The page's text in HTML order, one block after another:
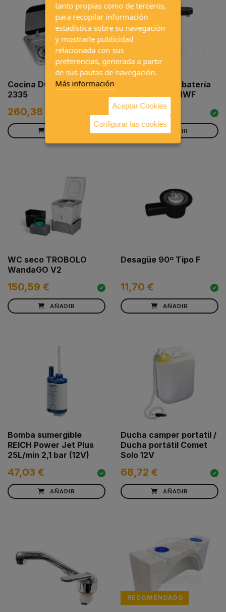
Cocina DOMETIC HBG
2335
260,38 €
Grifo portátil a batería
DOMETIC GO HWF
77,43 €
AÑADIR
WC seco TROBOLO
WandaGO V2
150,59 €
AÑADIR
Desagüe 90º Tipo F
11,70 €
AÑADIR
Bomba sumergible
REICH Power Jet Plus
25L/min 2,1 bar (12V)
47,03 €
AÑADIR
Ducha camper portatil /
Ducha portátil Comet
Solo 12V
68,72 €
AÑADIR
RECOMENDADO
tanto propias como de terceros,
para recopilar información
estadística sobre su navegación
y mostrarle publicidad
relacionada con sus
preferencias, generada a partir
de sus pautas de navegación.
Más información
Aceptar Cookies
Configurar las cookies